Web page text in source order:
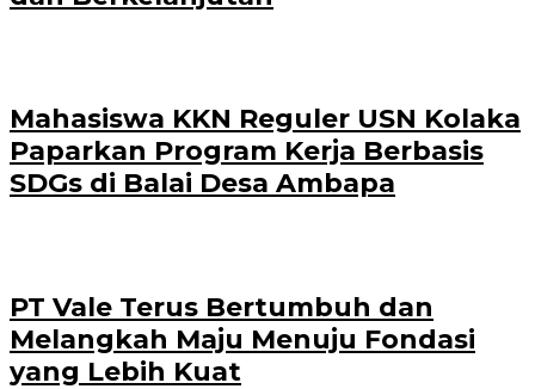
Mahasiswa KKN Reguler USN Kolaka
Paparkan Program Kerja Berbasis
SDGs di Balai Desa Ambapa
PT Vale Terus Bertumbuh dan
Melangkah Maju Menuju Fondasi
yang Lebih Kuat